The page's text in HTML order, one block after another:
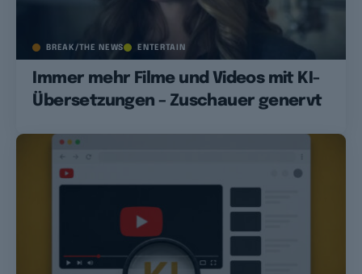
BREAK/THE NEWS ENTERTAIN
Immer mehr Filme und Videos mit KI-
Übersetzungen – Zuschauer genervt